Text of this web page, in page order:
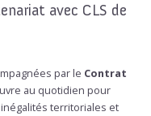
avec CLS de
par le Contrat
au quotidien pour
inégalités territoriales et